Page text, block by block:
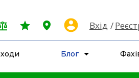
Вхід
Блог